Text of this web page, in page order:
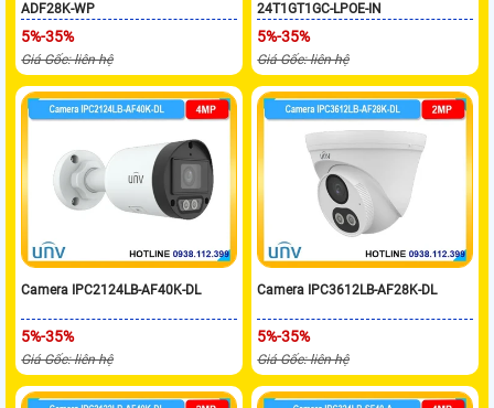
ADF28K-WP
5%-35%
Giá Gốc: liên hệ
24T1GT1GC-LPOE-IN
5%-35%
Giá Gốc: liên hệ
Camera IPC2124LB-AF40K-DL
5%-35%
Giá Gốc: liên hệ
Camera IPC3612LB-AF28K-DL
5%-35%
Giá Gốc: liên hệ